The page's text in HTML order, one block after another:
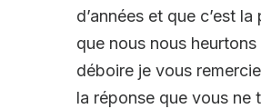
d’années et que c’est
que nous nous
déboire je vous
la réponse que vous ne